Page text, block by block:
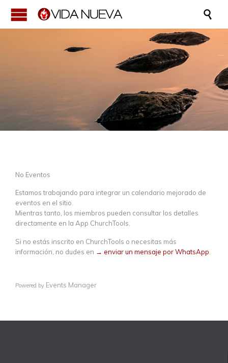

No Eventos
Estamos trabajando para integrar un calendario mejorado de
eventos en el sitio.
Mientras tanto, los miembros pueden consultar los detalles
directamente en la App ChurchTools.
Si no estás inscrito en ChurchTools o necesitas más
información, no dudes en → enviar un mensaje por WhatsApp
Powered by Events Manager